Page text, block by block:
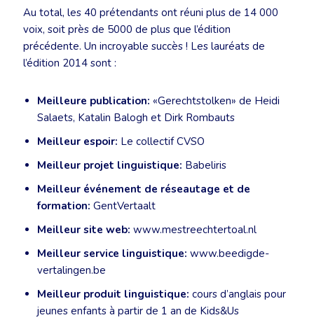
Au total, les 40 prétendants ont réuni plus de 14 000
voix, soit près de 5000 de plus que l’édition
précédente. Un incroyable succès ! Les lauréats de
l’édition 2014 sont :
Meilleure publication: «Gerechtstolken» de Heidi
Salaets, Katalin Balogh et Dirk Rombauts
Meilleur espoir: Le collectif CVSO
Meilleur projet linguistique: Babeliris
Meilleur événement de réseautage et de
formation: GentVertaalt
Meilleur site web: www.mestreechtertoal.nl
Meilleur service linguistique: www.beedigde-
vertalingen.be
Meilleur produit linguistique: cours d’anglais pour
jeunes enfants à partir de 1 an de Kids&Us